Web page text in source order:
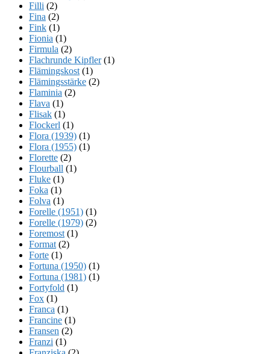
Filli (2)
Fina (2)
Fink (1)
Fionia (1)
Firmula (2)
Flachrunde Kipfler(1)
Flämingskost (1)
Flämingsstärke (2)
Flaminia (2)
Flava (1)
Flisak (1)
Flockerl (1)
Flora (1939) (1)
Flora (1955) (1)
Florette (2)
Flourball (1)
Fluke (1)
Foka (1)
Folva (1)
Forelle (1951) (1)
Forelle (1979) (2)
Foremost (1)
Format (2)
Forte (1)
Fortuna (1950) (1)
Fortuna (1981) (1)
Fortyfold (1)
Fox (1)
Franca (1)
Francine (1)
Fransen (2)
Franzi (1)